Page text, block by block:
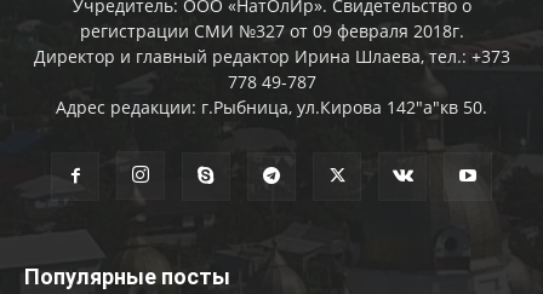
Учредитель: ООО «НатОлИр». Свидетельство о
регистрации СМИ №327 от 09 февраля 2018г.
Директор и главный редактор Ирина Шлаева, тел.: +373
778 49-787
Адрес редакции: г.Рыбница, ул.Кирова 142"а"кв 50.
Популярные посты